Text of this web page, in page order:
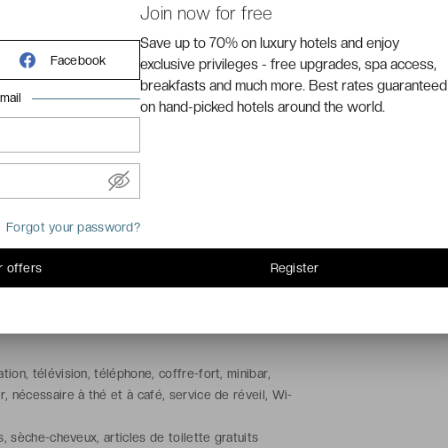
s’est installé : un resort Adults Only tout
le bruit, dans son atmosphère la plus
télévision, téléphone, coffre-fort, minibar,
nécessaire à thé et à café, service de réveil, Wi-
sèche-cheveux, articles de toilette gratuits
Facebook
Forgot your password?
offers
Join now for free
Save up to 70% on luxury hotels and enjoy
exclusive privileges - free upgrades, spa access,
breakfasts and much more. Best rates guaranteed
on hand-picked hotels around the world.
Register